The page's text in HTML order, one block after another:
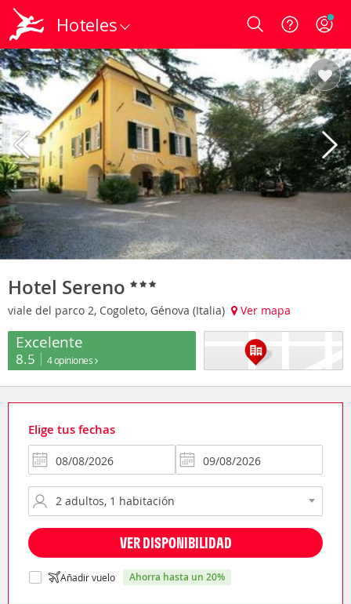
Hoteles Login
Hotel Sereno
viale del parco 2, Cogoleto, Génova (Italia) Ver mapa
Excelente
8.5 4 opiniones
Elige tus fechas
VER DISPONIBILIDAD
Añadir vuelo ahorra hasta un 20%